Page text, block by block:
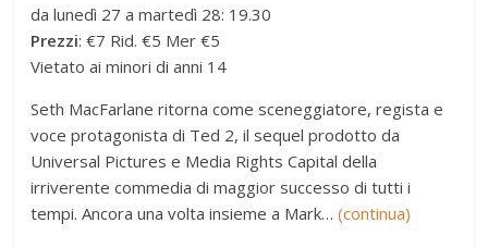
da lunedì 27 a martedì 28: 19.30
Prezzi: €7 Rid. €5 Mer €5
Vietato ai minori di anni 14
Seth MacFarlane ritorna come sceneggiatore, regista e
voce protagonista di Ted 2, il sequel prodotto da
Universal Pictures e Media Rights Capital della
irriverente commedia di maggior successo di tutti i
tempi. Ancora una volta insieme a Mark…(continua)